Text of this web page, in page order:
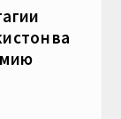
ва